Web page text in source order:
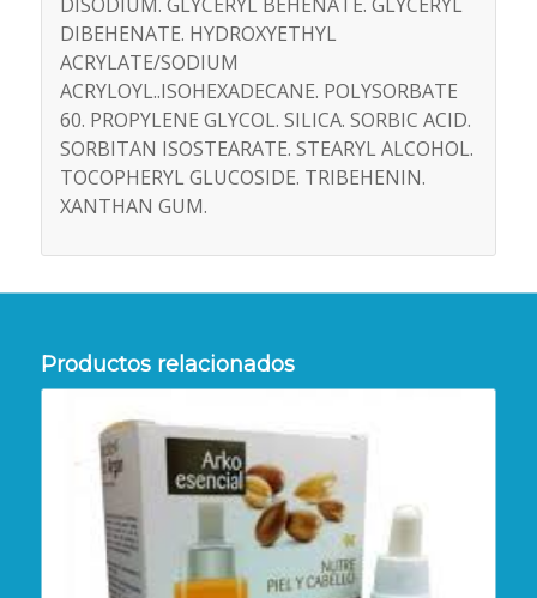
DISODIUM. GLYCERYL BEHENATE. GLYCERYL
DIBEHENATE. HYDROXYETHYL
ACRYLATE/SODIUM
ACRYLOYL..ISOHEXADECANE. POLYSORBATE
60. PROPYLENE GLYCOL. SILICA. SORBIC ACID.
SORBITAN ISOSTEARATE. STEARYL ALCOHOL.
TOCOPHERYL GLUCOSIDE. TRIBEHENIN.
XANTHAN GUM.
Productos relacionados